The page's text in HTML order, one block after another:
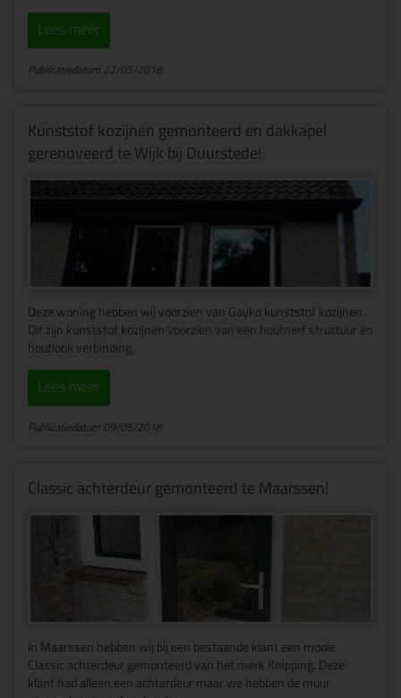
Lees meer
Publicatiedatum 22/05/2018
Kunststof kozijnen gemonteerd en dakkapel
gerenoveerd te Wijk bij Duurstede!
Deze woning hebben wij voorzien van Gayko kunststof kozijnen.
Dit zijn kunststof kozijnen voorzien van een houtnerf structuur en
houtlook verbinding.
Lees meer
Publicatiedatum 09/05/2018
Classic achterdeur gemonteerd te Maarssen!
In Maarssen hebben wij bij een bestaande klant een mooie
Classic achterdeur gemonteerd van het merk Knipping. Deze
klant had alleen een achterdeur maar we hebben de muur